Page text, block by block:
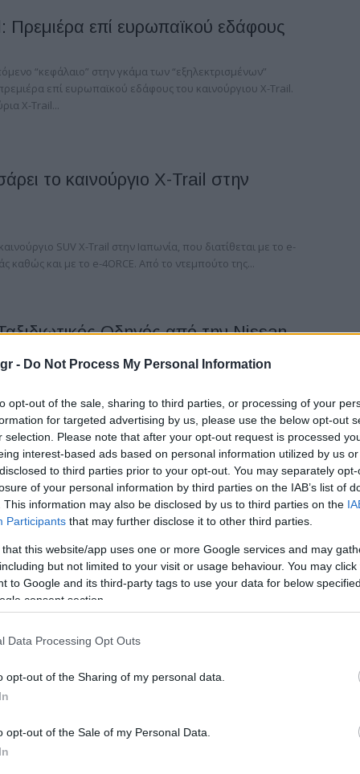
- Do Not Process My Personal Information
opt-out of the sale, sharing to third parties, or processing of your
for targeted advertising by us, please use the below opt-out
selection. Please note that after your opt-out request is processed
interest-based ads based on personal information utilized by us
to third parties prior to your opt-out. You may separately
of your personal information by third parties on the IAB’s list of
This information may also be disclosed by us to third parties on the
Participants that may further disclose it to other third parties.
that this website/app uses one or more Google services and may
but not limited to your visit or usage behaviour. You may
to Google and its third-party tags to use your data for below
consent section.
Data Processing Opt Outs
opt-out of the Sharing of my personal data.
opt-out of the Sale of my Personal Data.
Πρεμιέρα επί ευρωπαϊκού εδάφους
“κεφάλαιο” στην γκάμα των “εξηλεκτρισμένων”
επί ευρωπαϊκού εδάφους του καινούργιου X-Trail.
X-Trail...
το καινούργιο X-Trail στην
SUV X-Trail στην Ιαπωνία, που διατίθεται με το e-
καθώς και με το e-4ORCE. Από το ντεμπούτο της...
Οδηγός από την Nissan
από τον Βόρειο στον Νότιο Πόλο
Ariya θα ξεκινήσει την πρώτη παγκόσμια αποστολή από
Πόλο, σε μια οδηγική περιπέτεια, με πάνω από...
και τεχνολογίες ηλεκτροκίνησης
τέλη καλοκαιριού νέα γκάμα και τεχνολογίες
την πορεία της προς ένα βιώσιμο μέλλον και